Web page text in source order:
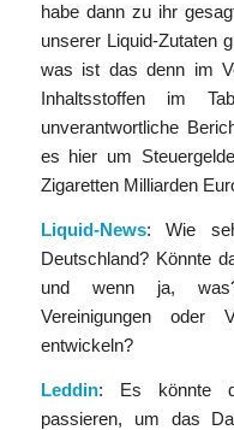
habe dann zu ihr
unserer Liquid-Zutaten
was ist das denn im
Inhaltsstoffen im
unverantwortliche
es hier um
Zigaretten Milliarden
Liquid-News: Wie
Deutschland? Könnte
und wenn ja,
Vereinigungen oder
entwickeln?
Leddin: Es könnte
passieren, um das